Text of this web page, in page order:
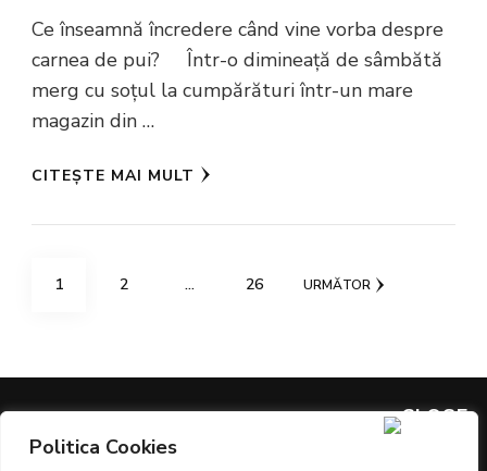
Politica Cookies
Ce înseamnă încredere când vine vorba despre
carnea de pui? Într-o dimineață de sâmbătă
merg cu soțul la cumpărături într-un mare
magazin din …
CITEȘTE MAI MULT
Paginație
PAGINĂ
1 PAGINĂ
2 … PAGINĂ
26 URMĂTOR
ARTICOLE PREMIATE